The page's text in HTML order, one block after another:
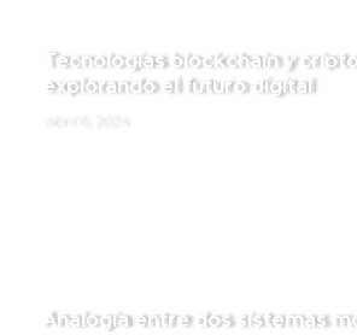
Tecnologías blockchain y
explorando el futuro digital
Analogía entre dos sistemas